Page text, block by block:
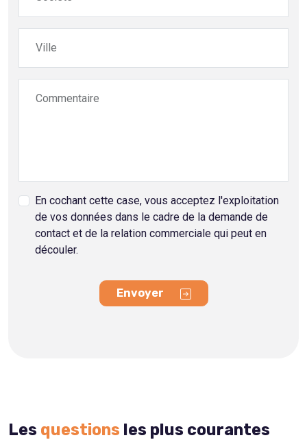
Ville
Commentaire
En cochant cette case, vous acceptez l'exploitation
de vos données dans le cadre de la demande de
contact et de la relation commerciale qui peut en
découler.
Envoyer
Les questions les plus courantes